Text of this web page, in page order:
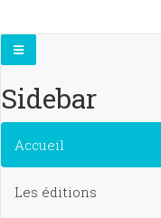
Sidebar
Accueil
Les éditions